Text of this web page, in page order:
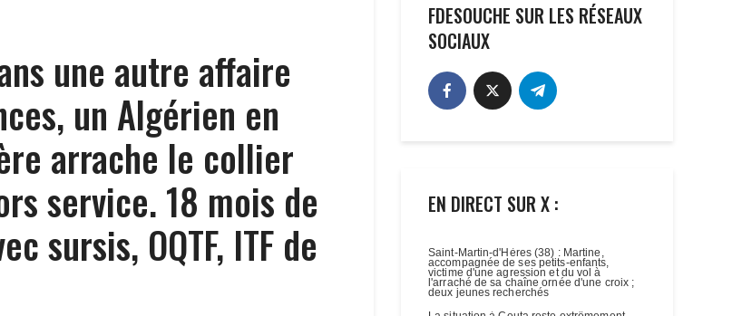
une autre affaire
un Algérien en
arrache le collier
service. 18 mois de
sursis, OQTF, ITF de
FDESOUCHE SUR LES RÉSEAUX
SOCIAUX
EN DIRECT SUR X :